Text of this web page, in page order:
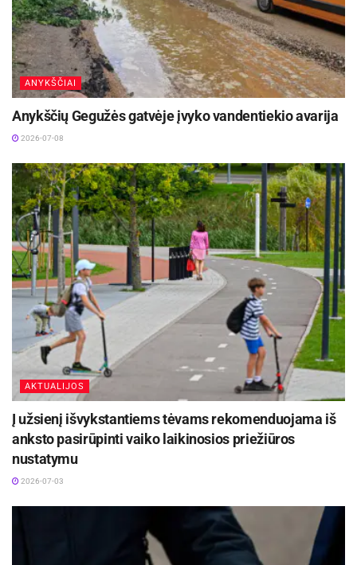
dalyvavo beveik 1 tūkst. respondentų.
ANYKŠČIAI
Anykščių Gegužės gatvėje įvyko vandentiekio avarija
2026-07-08
AKTUALIJOS
Į užsienį išvykstantiems tėvams rekomenduojama iš
anksto pasirūpinti vaiko laikinosios priežiūros
nustatymu
2026-07-03